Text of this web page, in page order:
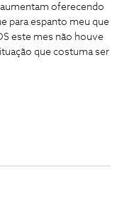
oferecendo
para espanto meu que
este mes não houve
que costuma ser